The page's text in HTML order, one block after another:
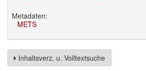
Metadaten:
METS
Inhaltsverz. u. Volltextsuche